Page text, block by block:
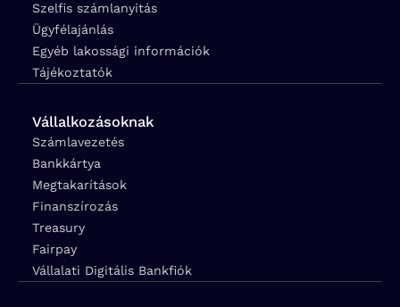
Szelfis számlanyitás
Ügyfélajánlás
Egyéb lakossági információk
Tájékoztatók
Vállalkozásoknak
Számlavezetés
Bankkártya
Megtakarítások
Finanszírozás
Treasury
Fairpay
Vállalati Digitális Bankfiók